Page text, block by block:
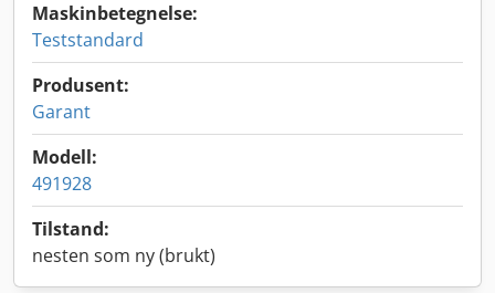
Maskinbetegnelse:
Teststandard
Produsent:
Garant
Modell:
491928
Tilstand:
nesten som ny (brukt)